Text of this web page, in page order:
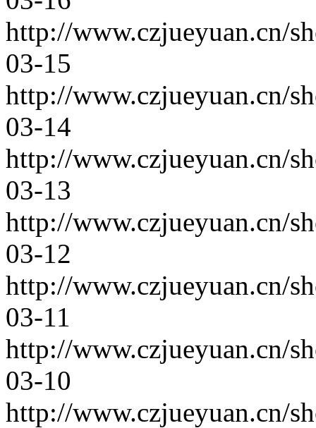
http://www.czjueyuan.cn/
03-15
http://www.czjueyuan.cn/
03-14
http://www.czjueyuan.cn/
03-13
http://www.czjueyuan.cn/
03-12
http://www.czjueyuan.cn/
03-11
http://www.czjueyuan.cn/
03-10
http://www.czjueyuan.cn/